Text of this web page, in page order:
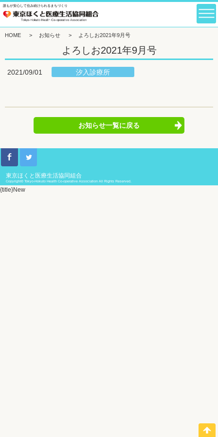
誰もが安心して住み続けられるまちづくり
HOME > お知らせ > よろしお2021年9月号
よろしお2021年9月号
2021/09/01 汐入診療所
お知らせ一覧に戻る
東京ほくと医療生活協同組合
Copyright© Tokyo-Hokuto Health Co-operative Association All Rights Reserved.
{title}New